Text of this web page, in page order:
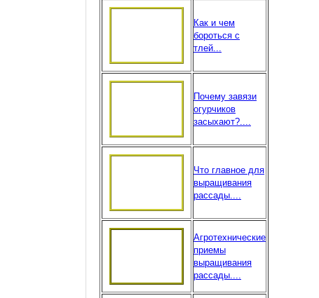
Как и чем
бороться с
тлей...
Почему завязи
огурчиков
засыхают?....
Что главное для
выращивания
рассады....
Агротехнические
приемы
выращивания
рассады....